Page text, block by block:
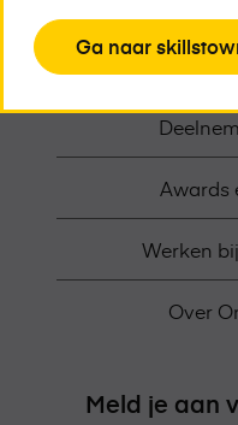
Awards
Werken
Over
Meld je aan
View
Ga naar